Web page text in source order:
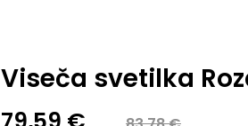
Viseča svetilka